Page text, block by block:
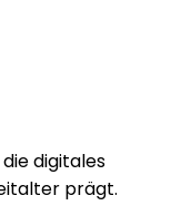
digitales
prägt.